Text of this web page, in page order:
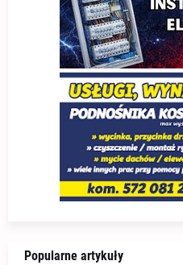
Popularne artykuły